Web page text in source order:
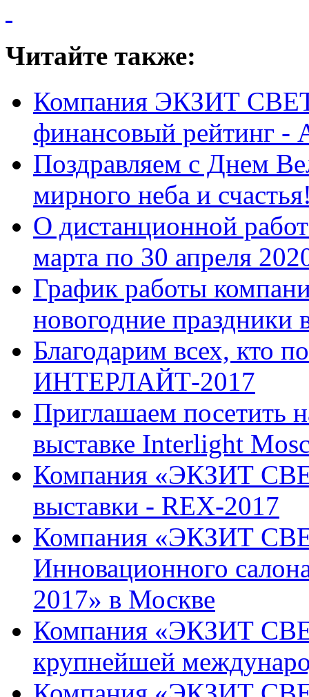
Читайте также:
Компания ЭКЗИТ
финансовый рейтинг
Поздравляем с Днем
мирного неба и
О дистанционной
марта по 30 апреля
График работы
новогодние праздники
Благодарим всех, кто
ИНТЕРЛАЙТ-2017
Приглашаем посетить
выставке Interlight
Компания «ЭКЗИТ
выставки - REX-2017
Компания «ЭКЗИТ
Инновационного
2017» в Москве
Компания «ЭКЗИТ
крупнейшей